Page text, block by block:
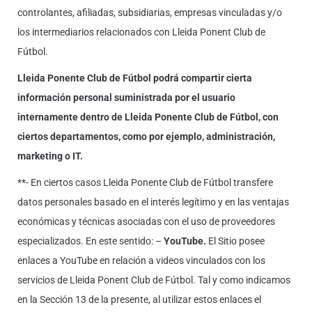
controlantes, afiliadas, subsidiarias, empresas vinculadas y/o
los intermediarios relacionados con Lleida Ponent Club de
Fútbol.
Lleida Ponente Club de Fútbol podrá compartir cierta
información personal suministrada por el usuario
internamente dentro de Lleida Ponente Club de Fútbol, con
ciertos departamentos, como por ejemplo, administración,
marketing o IT.
**- En ciertos casos Lleida Ponente Club de Fútbol transfere
datos personales basado en el interés legítimo y en las ventajas
económicas y técnicas asociadas con el uso de proveedores
especializados. En este sentido: – YouTube. El Sitio posee
enlaces a YouTube en relación a videos vinculados con los
servicios de Lleida Ponent Club de Fútbol. Tal y como indicamos
en la Sección 13 de la presente, al utilizar estos enlaces el